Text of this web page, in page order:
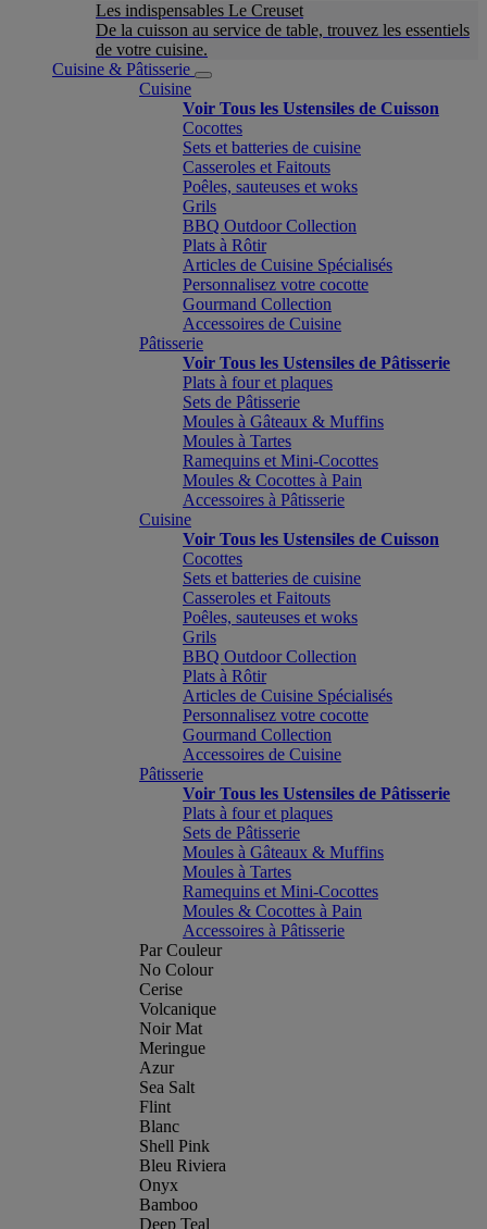
Les indispensables Le Creuset
De la cuisson au service de table, trouvez les essentiels
de votre cuisine.
Cuisine & Pâtisserie
Cuisine
Voir Tous les Ustensiles de Cuisson
Cocottes
Sets et batteries de cuisine
Casseroles et Faitouts
Poêles, sauteuses et woks
Grils
BBQ Outdoor Collection
Plats à Rôtir
Articles de Cuisine Spécialisés
Personnalisez votre cocotte
Gourmand Collection
Accessoires de Cuisine
Pâtisserie
Voir Tous les Ustensiles de Pâtisserie
Plats à four et plaques
Sets de Pâtisserie
Moules à Gâteaux & Muffins
Moules à Tartes
Ramequins et Mini-Cocottes
Moules & Cocottes à Pain
Accessoires à Pâtisserie
Cuisine
Voir Tous les Ustensiles de Cuisson
Cocottes
Sets et batteries de cuisine
Casseroles et Faitouts
Poêles, sauteuses et woks
Grils
BBQ Outdoor Collection
Plats à Rôtir
Articles de Cuisine Spécialisés
Personnalisez votre cocotte
Gourmand Collection
Accessoires de Cuisine
Pâtisserie
Voir Tous les Ustensiles de Pâtisserie
Plats à four et plaques
Sets de Pâtisserie
Moules à Gâteaux & Muffins
Moules à Tartes
Ramequins et Mini-Cocottes
Moules & Cocottes à Pain
Accessoires à Pâtisserie
Par Couleur
No Colour
Cerise
Volcanique
Noir Mat
Meringue
Azur
Sea Salt
Flint
Blanc
Shell Pink
Bleu Riviera
Onyx
Bamboo
Deep Teal